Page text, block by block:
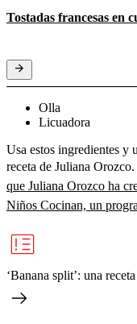
Tostadas francesas en
Olla
Licuadora
Usa estos ingredientes y
receta de Juliana
que Juliana Orozco ha
Niños Cocinan, un
‘Banana split’: una